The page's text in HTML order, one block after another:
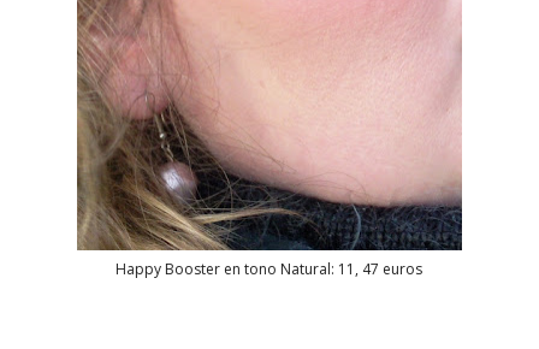
Happy Booster en tono Natural: 11, 47 euros